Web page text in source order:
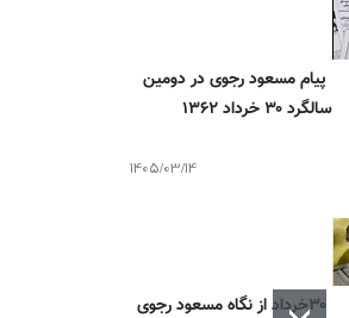
پیام مسعود رجوی در دومین
سالگرد ۳۰ خرداد ۱۳۶۲
1405/03/14
۳۰خرداد از نگاه مسعود رجوی